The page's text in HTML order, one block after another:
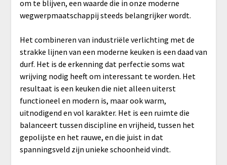
om te blijven, een waarde die in onze moderne
wegwerpmaatschappij steeds belangrijker wordt.
Het combineren van industriële verlichting met de
strakke lijnen van een moderne keuken is een daad van
durf. Het is de erkenning dat perfectie soms wat
wrijving nodig heeft om interessant te worden. Het
resultaat is een keuken die niet alleen uiterst
functioneel en modern is, maar ook warm,
uitnodigend en vol karakter. Het is een ruimte die
balanceert tussen discipline en vrijheid, tussen het
gepolijste en het rauwe, en die juist in dat
spanningsveld zijn unieke schoonheid vindt.